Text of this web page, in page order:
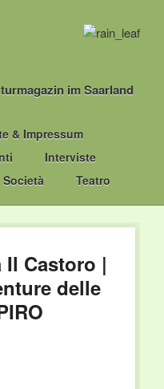
im Saarland
& Impressum
Interviste
Società Teatro
Il Castoro |
delle